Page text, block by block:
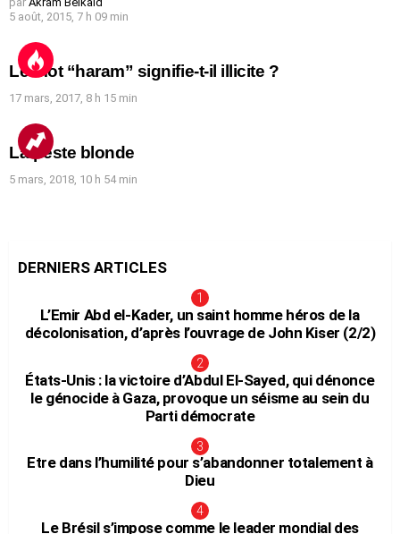
5 août, 2015, 7 h 09 min
Le mot “haram” signifie-t-il illicite ?
17 mars, 2017, 8 h 15 min
La peste blonde
5 mars, 2018, 10 h 54 min
DERNIERS ARTICLES
L’Emir Abd el-Kader, un saint homme héros de la
décolonisation, d’après l’ouvrage de John Kiser (2/2)
États-Unis : la victoire d’Abdul El-Sayed, qui dénonce
le génocide à Gaza, provoque un séisme au sein du
Parti démocrate
Etre dans l’humilité pour s’abandonner totalement à
Dieu
Le Brésil s’impose comme le leader mondial des